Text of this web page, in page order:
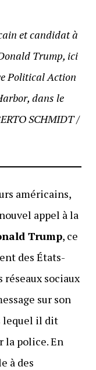
et candidat à
Trump, ici
Political Action
dans le
SCHMIDT /
américains,
appel à la
Trump, ce
des États-
sociaux
sur son
lequel il dit
la police. En
à des